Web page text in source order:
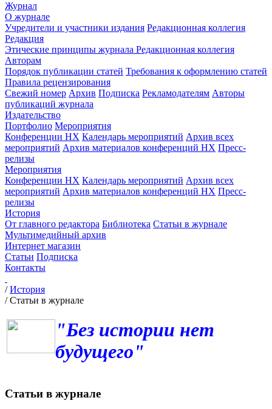
Журнал
О журнале
Учредители и участники издания Редакционная коллегия
Редакция
Этические принципы журнала Редакционная коллегия
Авторам
Порядок публикации статей Требования к оформлению статей
Правила рецензирования
Свежий номер Архив Подписка Рекламодателям Авторы
публикаций журнала
Издательство
Портфолио Мероприятия
Конференции НХ Календарь мероприятий Архив всех
мероприятий Архив материалов конференций НХ Пресс-
релизы
Мероприятия
Конференции НХ Календарь мероприятий Архив всех
мероприятий Архив материалов конференций НХ Пресс-
релизы
История
От главного редактора Библиотека Статьи в журнале
Мультимедийный архив
Интернет магазин
Статьи Подписка
Контакты
/История
/Статьи в журнале
"Без истории нет
будущего"
Статьи в журнале